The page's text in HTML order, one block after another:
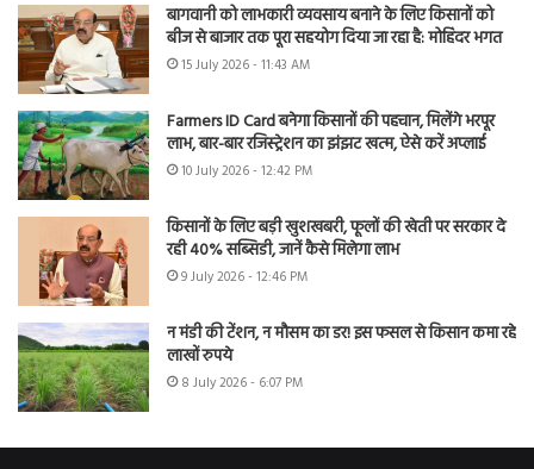
बागवानी को लाभकारी व्यवसाय बनाने के लिए किसानों को
बीज से बाजार तक पूरा सहयोग दिया जा रहा है: मोहिंदर भगत
15 July 2026 - 11:43 AM
Farmers ID Card बनेगा किसानों की पहचान, मिलेंगे भरपूर
लाभ, बार-बार रजिस्ट्रेशन का झंझट खत्म, ऐसे करें अप्लाई
10 July 2026 - 12:42 PM
किसानों के लिए बड़ी खुशखबरी, फूलों की खेती पर सरकार दे
रही 40% सब्सिडी, जानें कैसे मिलेगा लाभ
9 July 2026 - 12:46 PM
न मंडी की टेंशन, न मौसम का डर! इस फसल से किसान कमा रहे
लाखों रुपये
8 July 2026 - 6:07 PM